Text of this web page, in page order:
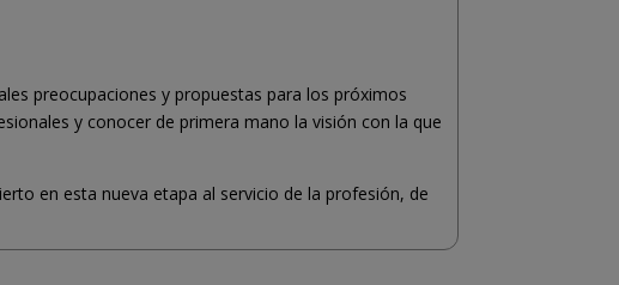
preocupaciones y propuestas para los próximos
y conocer de primera mano la visión con la que
en esta nueva etapa al servicio de la profesión, de